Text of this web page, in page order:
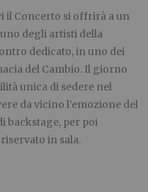
il Concerto si offrirà a un
degli artisti della
dedicato, in uno dei
del Cambio. Il giorno
unica di sedere nel
da vicino l’emozione del
backstage, per poi
in sala.